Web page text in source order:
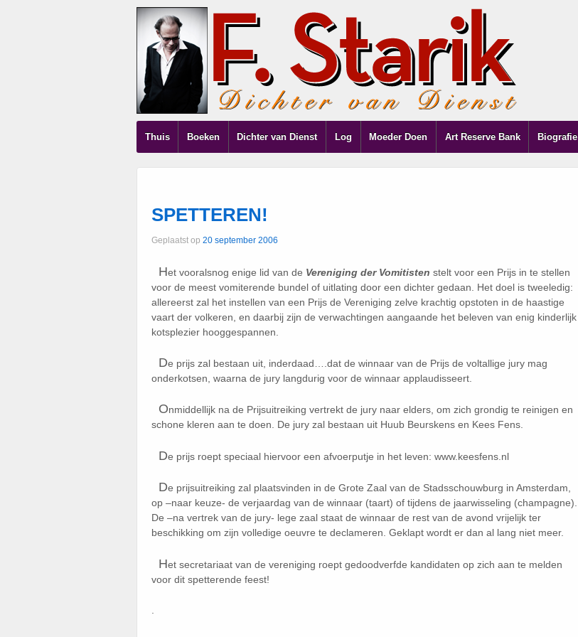
Thuis Boeken Dichter van Dienst Log Moeder Doen Art Reserve Bank Biografie
SPETTEREN!
Geplaatst op 20 september 2006
Het vooralsnog enige lid van de Vereniging der Vomitisten stelt voor een Prijs in te stellen
voor de meest vomiterende bundel of uitlating door een dichter gedaan. Het doel is tweeledig:
allereerst zal het instellen van een Prijs de Vereniging zelve krachtig opstoten in de haastige
vaart der volkeren, en daarbij zijn de verwachtingen aangaande het beleven van enig kinderlijk
kotsplezier hooggespannen.
De prijs zal bestaan uit, inderdaad….dat de winnaar van de Prijs de voltallige jury mag
onderkotsen, waarna de jury langdurig voor de winnaar applaudisseert.
Onmiddellijk na de Prijsuitreiking vertrekt de jury naar elders, om zich grondig te reinigen en
schone kleren aan te doen. De jury zal bestaan uit Huub Beurskens en Kees Fens.
De prijs roept speciaal hiervoor een afvoerputje in het leven: www.keesfens.nl
De prijsuitreiking zal plaatsvinden in de Grote Zaal van de Stadsschouwburg in Amsterdam,
op –naar keuze- de verjaardag van de winnaar (taart) of tijdens de jaarwisseling (champagne).
De –na vertrek van de jury- lege zaal staat de winnaar de rest van de avond vrijelijk ter
beschikking om zijn volledige oeuvre te declameren. Geklapt wordt er dan al lang niet meer.
Het secretariaat van de vereniging roept gedoodverfde kandidaten op zich aan te melden
voor dit spetterende feest!